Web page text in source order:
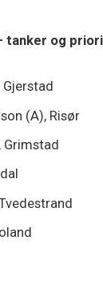
tanker og
(A), Risør
Grimstad